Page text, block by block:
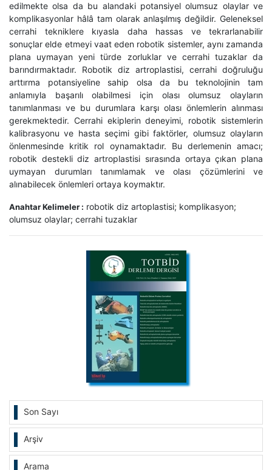
Son Sayı
Arşiv
Arama
edilmekte olsa da bu alandaki potansiyel olumsuz olaylar ve
komplikasyonlar hâlâ tam olarak anlaşılmış değildir. Geleneksel
cerrahi tekniklere kıyasla daha hassas ve tekrarlanabilir
sonuçlar elde etmeyi vaat eden robotik sistemler, aynı zamanda
plana uymayan yeni türde zorluklar ve cerrahi tuzaklar da
barındırmaktadır. Robotik diz artroplastisi, cerrahi doğruluğu
arttırma potansiyeline sahip olsa da bu teknolojinin tam
anlamıyla başarılı olabilmesi için olası olumsuz olayların
tanımlanması ve bu durumlara karşı olası önlemlerin alınması
gerekmektedir. Cerrahi ekiplerin deneyimi, robotik sistemlerin
kalibrasyonu ve hasta seçimi gibi faktörler, olumsuz olayların
önlenmesinde kritik rol oynamaktadır. Bu derlemenin amacı;
robotik destekli diz artroplastisi sırasında ortaya çıkan plana
uymayan durumları tanımlamak ve olası çözümlerini ve
alınabilecek önlemleri ortaya koymaktır.
Anahtar Kelimeler : robotik diz artoplastisi; komplikasyon;
olumsuz olaylar; cerrahi tuzaklar